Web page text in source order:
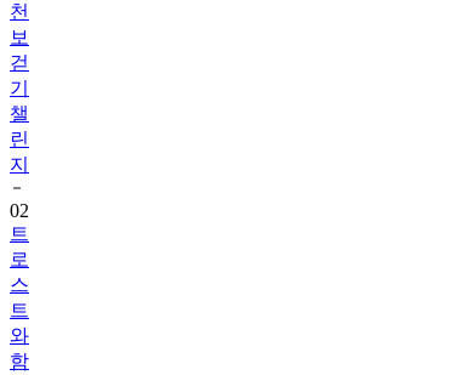
천
보
걷
기
챌
린
지
02
트
로
스
트
와
함